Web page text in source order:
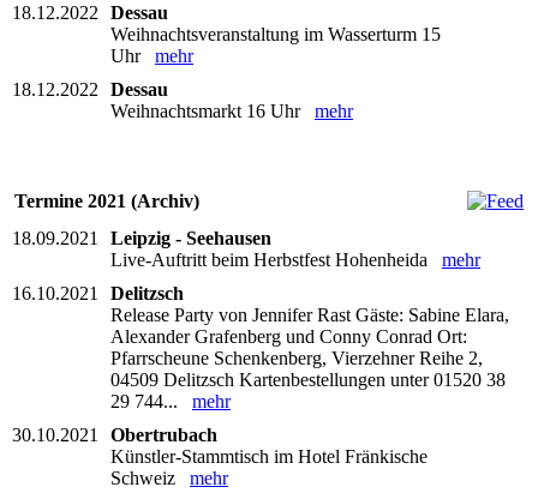
18.12.2022
Dessau
Weihnachtsveranstaltung im Wasserturm 15
Uhr mehr
18.12.2022
Dessau
Weihnachtsmarkt 16 Uhr mehr
Termine 2021 (Archiv)
18.09.2021
Leipzig - Seehausen
Live-Auftritt beim Herbstfest Hohenheida mehr
16.10.2021
Delitzsch
Release Party von Jennifer Rast Gäste: Sabine Elara,
Alexander Grafenberg und Conny Conrad Ort:
Pfarrscheune Schenkenberg, Vierzehner Reihe 2,
04509 Delitzsch Kartenbestellungen unter 01520 38
29 744... mehr
30.10.2021
Obertrubach
Künstler-Stammtisch im Hotel Fränkische
Schweiz mehr